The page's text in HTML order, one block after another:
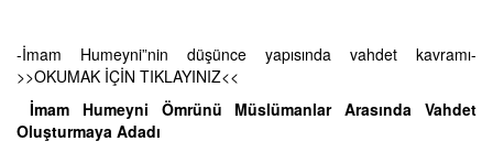
-İmam Humeyni”nin düşünce yapısında vahdet kavramı-
>>OKUMAK İÇİN TIKLAYINIZ<<
İmam Humeyni Ömrünü Müslümanlar Arasında Vahdet
Oluşturmaya Adadı